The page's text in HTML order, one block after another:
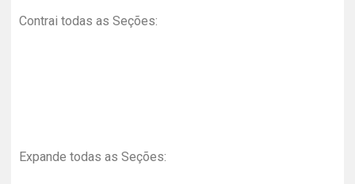
Contrai todas as Seções:
Expande todas as Seções: